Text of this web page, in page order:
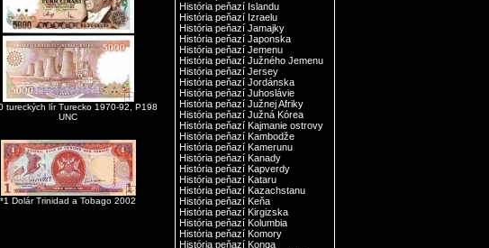
tureckých lír Turecko 1970-92, P198
UNC
*1 Dolár Trinidad a Tobago 2002
História peňazí Islandu
História peňazí Izraelu
História peňazí Jamajky
História peňazí Japonska
História peňazí Jemenu
História peňazí Južného Jemenu
História peňazí Jersey
História peňazí Jordánska
História peňazí Juhoslávie
História peňazí Južnej Afriky
História peňazí Južná Kórea
História peňazí Kajmanie ostrovy
História peňazí Kambodže
História peňazí Kamerunu
História peňazí Kanady
História peňazí Kapverdy
História peňazí Kataru
História peňazí Kazachstanu
História peňazí Keňa
História peňazí Kirgizska
História peňazí Kolumbia
História peňazí Komory
História peňazí Konga